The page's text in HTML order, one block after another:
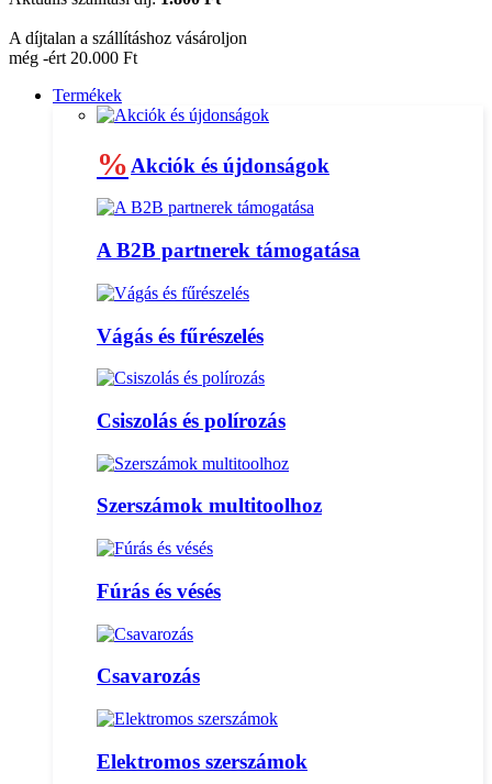
A díjtalan a szállításhoz vásároljon
még -ért 20.000 Ft
Termékek
% Akciók és újdonságok
A B2B partnerek támogatása
Vágás és fűrészelés
Csiszolás és polírozás
Szerszámok multitoolhoz
Fúrás és vésés
Csavarozás
Elektromos szerszámok